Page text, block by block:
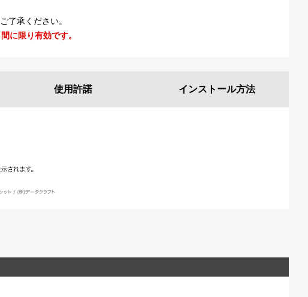
ご了承ください。
に限り有効です。
使用許諾 インストール方法